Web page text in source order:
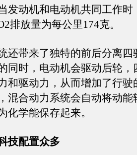
发动机和电动机共同工作时
排放量为每公里174克。
带来了独特的前后分离四
同时，电动机会驱动后轮，
和驱动力，从而增加了行驶
混合动力系统会自动将动能
化学能保存起来。
技配置众多